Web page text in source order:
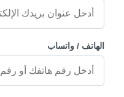
الهاتف / واتساب